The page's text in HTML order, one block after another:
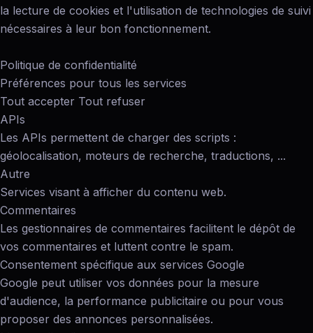
la lecture de cookies et l'utilisation de technologies de suivi
nécessaires à leur bon fonctionnement.
Politique de confidentialité
Préférences pour tous les services
Tout accepter Tout refuser
APIs
Les APIs permettent de charger des scripts :
géolocalisation, moteurs de recherche, traductions, ...
Autre
Services visant à afficher du contenu web.
Commentaires
Les gestionnaires de commentaires facilitent le dépôt de
vos commentaires et luttent contre le spam.
Consentement spécifique aux services Google
Google peut utiliser vos données pour la mesure
d'audience, la performance publicitaire ou pour vous
proposer des annonces personnalisées.